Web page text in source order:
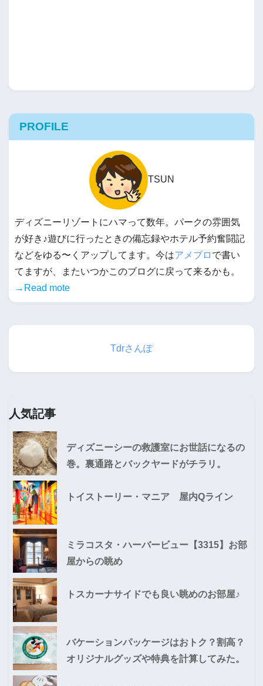
PROFILE
TSUN
ディズニーリゾートにハマって数年。パークの雰囲気
が好き♪遊びに行ったときの備忘録やホテル予約奮闘記
などをゆる〜くアップしてます。今はアメブロ で書い
てますが、またいつかこのブログに戻って来るかも。
→Read mote
Tdrさんぽ
人気記事
ディズニーシーの救護室にお世話になるの
巻。裏通路とバックヤードがチラリ。
トイストーリー・マニア 屋内Qライン
ミラコスタ・ハーバービュー【3315】お部
屋からの眺め
トスカーナサイドでも良い眺めのお部屋♪
バケーションパッケージはおトク？割高？
オリジナルグッズや特典を計算してみた。